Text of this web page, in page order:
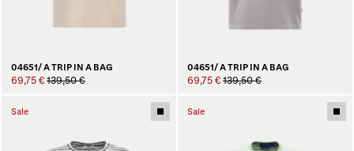
04651/ A TRIP IN A BAG
69,75 € 139,50 €
04651/ A TRIP IN A BAG
69,75 € 139,50 €
Sale Sale